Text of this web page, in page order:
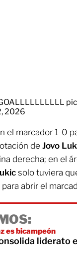
2026
el marcador 1-0
de Jovo
derecha; en el
solo tuviera
abrir el
es bicampeón
liderato